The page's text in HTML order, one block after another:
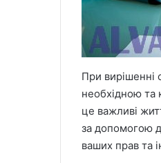
При вирішенні
необхідною та
це важливі
за допомогою
ваших прав та